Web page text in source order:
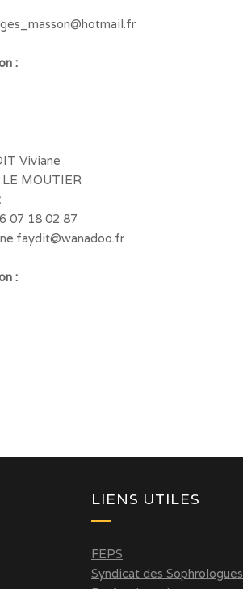
:
Viviane
LE MOUTIER
07 18 02 87
:
LIENS UTILES
FEPS
Syndicat des Sophrologues